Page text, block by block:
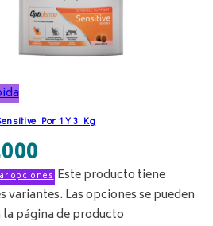
Por 1 Y 3 Kg
opciones Este producto tiene
variantes. Las opciones se pueden
página de producto